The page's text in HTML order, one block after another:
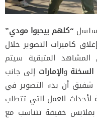
“كلهم بيحبوا مودي”
كاميرات التصوير خلال
المتبقية سيتم
السخنة والإمارات إلى جانب
شفيق أن بدء التصوير في
العمل التي تتطلب
خفيفة تتناسب مع